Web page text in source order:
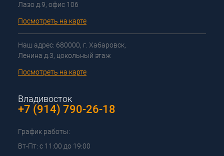
Лазо д.9, офис 106
Посмотреть на карте
Наш адрес: 680000, г. Хабаровск,
Ленина д.3, цокольный этаж
Посмотреть на карте
Владивосток
+7 (914) 790-26-18
График работы:
Вт-Пт: с 11:00 до 19:00